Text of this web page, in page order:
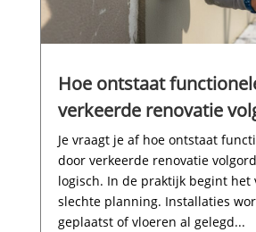
Hoe ontstaat
verkeerde renovatie
Je vraagt je af hoe ontstaat
door verkeerde renovatie
logisch.​ In de praktijk begint het
slechte planning.​ Installaties
geplaatst of vloeren al gelegd...